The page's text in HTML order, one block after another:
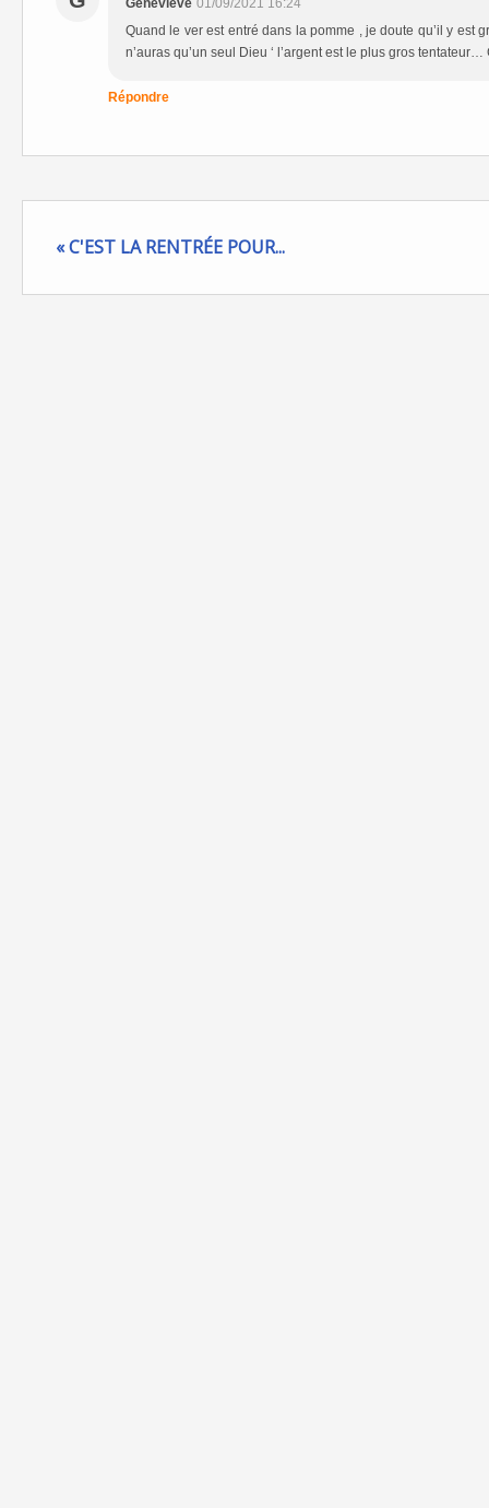
Geneviève 01/09/2021 16:24
Quand le ver est entré dans la pomme , je doute qu’il y est
n’auras qu’un seul Dieu ‘ l’argent est le plus gros
Répondre
« C'EST LA RENTRÉE POUR...